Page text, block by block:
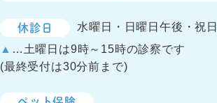
休診日
水曜日・日曜日午後・祝日
▲ …土曜日は9時～15時の診察です
(最終受付は30分前まで)